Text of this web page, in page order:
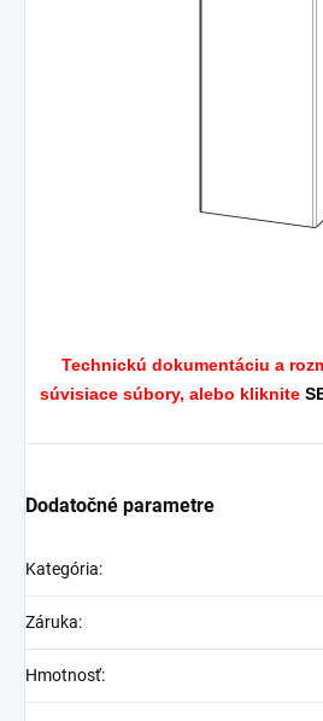
Technickú dokumentáciu a
súvisiace súbory, alebo kliknite
Dodatočné parametre
Kategória:
Záruka:
Hmotnosť: